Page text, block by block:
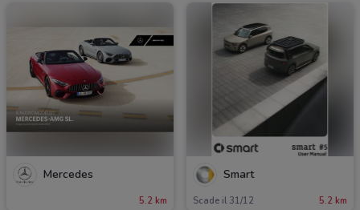
Mercedes
5.2 km
Smart
Scade il 31/12 5.2 km